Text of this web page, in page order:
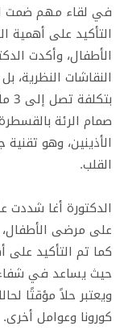
في لقاء مهم ضمت
التأكيد على
الأطفال، وأكدت
النقاشات
صمام الرئة
الأذينين، وهو
القلب.
الدكتورة أغا شددت
على مرضى الأطفال،
كما تم التأكيد على
حيث يساعد في شفاء
ويعتبر حلاً مؤقتًا
كورونا وعوامل أخرى.